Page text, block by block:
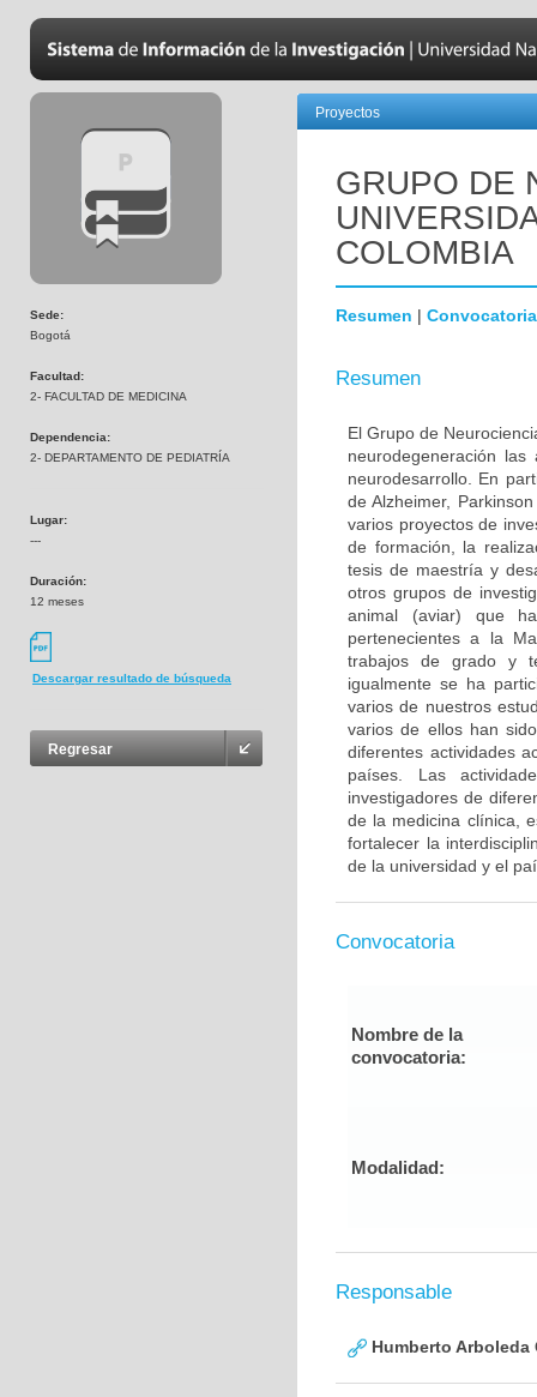
Sede:
Bogotá
Facultad:
2- FACULTAD DE MEDICINA
Dependencia:
2- DEPARTAMENTO DE PEDIATRÍA
Lugar:
---
Duración:
12 meses
Descargar resultado de búsqueda
Regresar
Proyectos
GRUPO DE
COLOMBIA
Resumen | Convocatoria
Resumen
El Grupo de
neurodegeneración
neurodesarrollo. En
de Alzheimer,
varios proyectos de
de formación, la
tesis de maestría y
otros grupos de
animal (aviar) que
pertenecientes a la
trabajos de grado y
igualmente se ha
varios de nuestros
varios de ellos han
diferentes actividades
países. Las
investigadores de
de la medicina clínica,
fortalecer la
de la universidad y el
Convocatoria
Nombre de la
convocatoria:
Modalidad:
Responsable
Humberto Arboleda